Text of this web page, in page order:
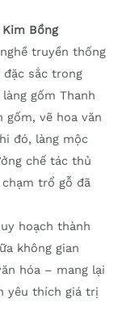
Bồng
truyền thống
đặc sắc trong
gốm Thanh
gốm, vẽ hoa văn
đó, làng mộc
chế tác thủ
trổ gỗ đã
hoạch thành
không gian
hóa – mang lại
yêu thích giá trị